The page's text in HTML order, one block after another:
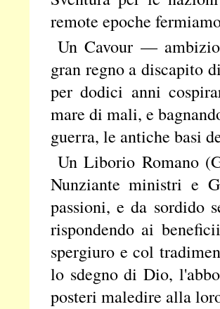
remote epoche
Un Cavour —
gran regno a discapito
per dodici anni
mare di mali, e
guerra, le antiche basi
Un Liborio Romano
Nunziante ministri e
passioni, e da sordido
rispondendo ai
spergiuro e col
lo sdegno di Dio,
posteri maledire alla